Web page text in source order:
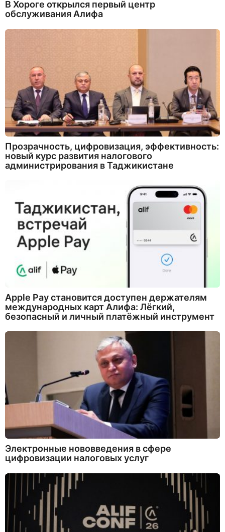
В Хороге открылся первый центр
обслуживания Алифа
Прозрачность, цифровизация, эффективность:
новый курс развития налогового
администрирования в Таджикистане
Apple Pay становится доступен держателям
международных карт Алифа: Лёгкий,
безопасный и личный платёжный инструмент
Электронные нововведения в сфере
цифровизации налоговых услуг